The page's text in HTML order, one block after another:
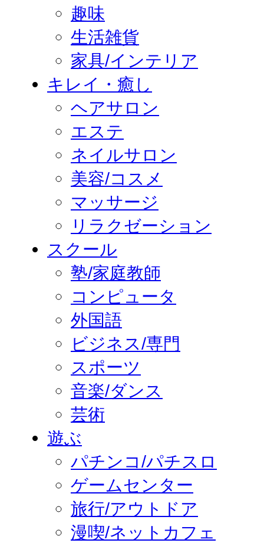
趣味
生活雑貨
家具/インテリア
キレイ・癒し
ヘアサロン
エステ
ネイルサロン
美容/コスメ
マッサージ
リラクゼーション
スクール
塾/家庭教師
コンピュータ
外国語
ビジネス/専門
スポーツ
音楽/ダンス
芸術
遊ぶ
パチンコ/パチスロ
ゲームセンター
旅行/アウトドア
漫喫/ネットカフェ